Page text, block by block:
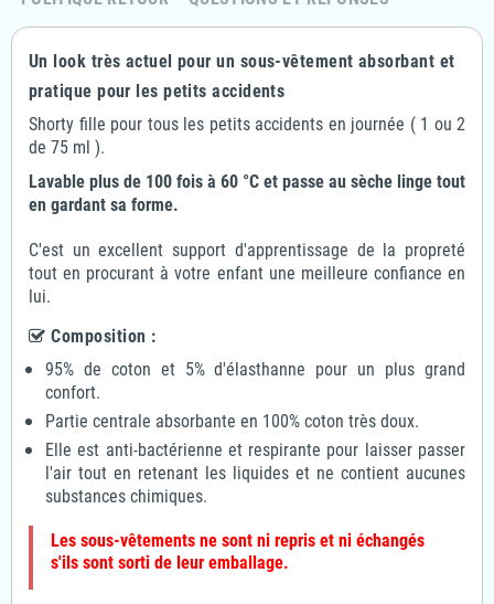
Un look très actuel pour un sous-vêtement absorbant et
pratique pour les petits accidents
Shorty fille pour tous les petits accidents en journée ( 1 ou 2
de 75 ml ).
Lavable plus de 100 fois à 60 °C et passe au sèche linge tout
en gardant sa forme.
C'est un excellent support d'apprentissage de la propreté
tout en procurant à votre enfant une meilleure confiance en
lui.
Composition :
95% de coton et 5% d'élasthanne pour un plus grand
confort.
Partie centrale absorbante en 100% coton très doux.
Elle est anti-bactérienne et respirante pour laisser passer
l'air tout en retenant les liquides et ne contient aucunes
substances chimiques.
Les sous-vêtements ne sont ni repris et ni échangés
s'ils sont sorti de leur emballage.